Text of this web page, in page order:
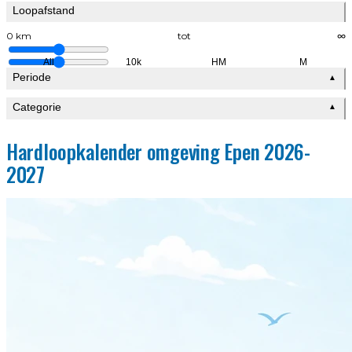
Loopafstand
0 km tot ∞
All 10k HM M
Periode ▲
Categorie ▲
Hardloopkalender omgeving Epen 2026-
2027